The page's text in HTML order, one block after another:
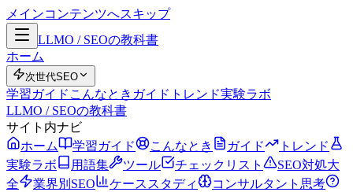
メインコンテンツへスキップ
LLMO / SEOの教科書
ホーム
次世代SEO
学習ガイド こんなとき ガイド トレンド実験ラボ
LLMO / SEOの教科書
サイト内ナビ
ホーム
学習ガイド こんなとき ガイド
トレンド
実験ラボ
用語集 ツール チェックリスト
SEO対処大
全
業界別SEO ケーススタディ
コンサルタント思考